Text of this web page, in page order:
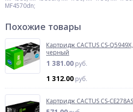
MF4570dn;
Похожие товары
Картридж CACTUS CS-Q5949X,
черный
1 381.00 руб.
1 312.00 руб.
Картридж CACTUS CS-